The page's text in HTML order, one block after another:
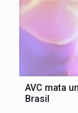
AVC mata
Brasil